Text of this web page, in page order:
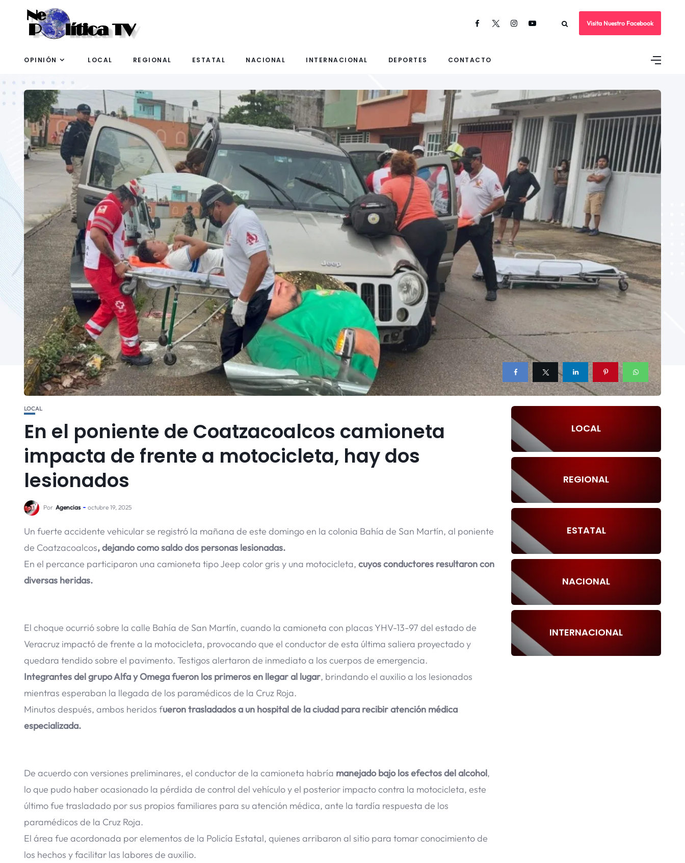
Visita Nuestro Facebook
OPINIÓN LOCAL REGIONAL ESTATAL NACIONAL INTERNACIONAL DEPORTES CONTACTO
LOCAL
En el poniente de Coatzacoalcos camioneta
impacta de frente a motocicleta, hay dos
lesionados
Por Agencias octubre 19, 2025
Un fuerte accidente vehicular se registró la mañana de este domingo en la colonia Bahía de San Martín, al poniente
de Coatzacoalcos, dejando como saldo dos personas lesionadas.
En el percance participaron una camioneta tipo Jeep color gris y una motocicleta, cuyos conductores resultaron con
diversas heridas.
El choque ocurrió sobre la calle Bahía de San Martín, cuando la camioneta con placas YHV-13-97 del estado de
Veracruz impactó de frente a la motocicleta, provocando que el conductor de esta última saliera proyectado y
quedara tendido sobre el pavimento. Testigos alertaron de inmediato a los cuerpos de emergencia.
Integrantes del grupo Alfa y Omega fueron los primeros en llegar al lugar, brindando el auxilio a los lesionados
mientras esperaban la llegada de los paramédicos de la Cruz Roja.
Minutos después, ambos heridos fueron trasladados a un hospital de la ciudad para recibir atención médica
especializada.
De acuerdo con versiones preliminares, el conductor de la camioneta habría manejado bajo los efectos del alcohol,
lo que pudo haber ocasionado la pérdida de control del vehículo y el posterior impacto contra la motocicleta, este
último fue trasladado por sus propios familiares para su atención médica, ante la tardía respuesta de los
paramédicos de la Cruz Roja.
El área fue acordonada por elementos de la Policía Estatal, quienes arribaron al sitio para tomar conocimiento de
los hechos y facilitar las labores de auxilio.
LOCAL
REGIONAL
ESTATAL
NACIONAL
INTERNACIONAL